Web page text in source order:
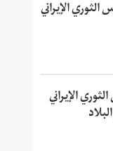
الإيراني
الإيراني